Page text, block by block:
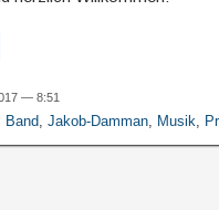
e
n
— 8:51
Band, Jakob-Damman, Musik,